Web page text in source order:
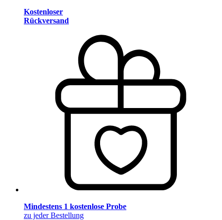
Kostenloser
Rückversand
Mindestens 1 kostenlose Probe
zu jeder Bestellung